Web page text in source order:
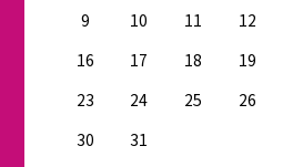
9
10 11 12
16
17 18 19
23
24 25 26
30
31